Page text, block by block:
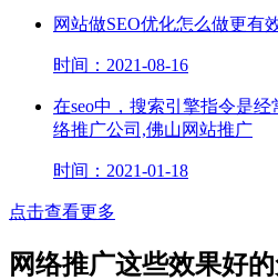
网站做SEO优化怎么做更有
时间：2021-08-16
在seo中，搜索引擎指令是
络推广公司,佛山网站推广
时间：2021-01-18
点击查看更多
网络推广这些效果好